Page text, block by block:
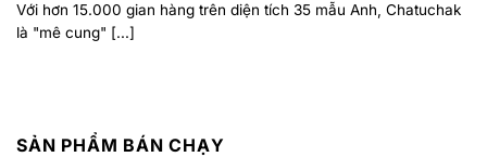
Với hơn 15.000 gian hàng trên diện tích 35 mẫu Anh, Chatuchak
là "mê cung" [...]
SẢN PHẨM BÁN CHẠY